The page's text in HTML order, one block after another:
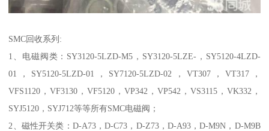
SMC回收系列:
1、电磁阀类：SY3120-5LZD-M5，SY3120-5LZE-，SY5120-4LZD-
01，SY5120-5LZD-01，SY7120-5LZD-02，VT307，VT317，
VFS1120，VF3130，VF5120，VP342，VP542，VS3115，VK332，
SYJ5120，SYJ712等等所有SMC电磁阀；
2、磁性开关类：D-A73，D-C73，D-Z73，D-A93，D-M9N，D-M9B